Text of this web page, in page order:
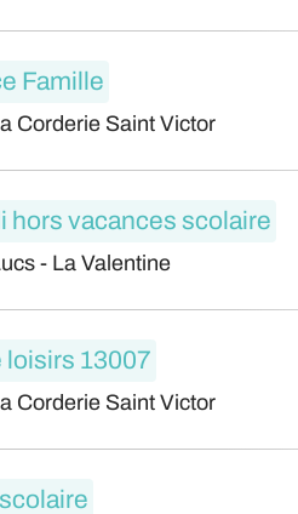
Famille
Corderie Saint Victor
hors vacances scolaire
- La Valentine
loisirs 13007
Corderie Saint Victor